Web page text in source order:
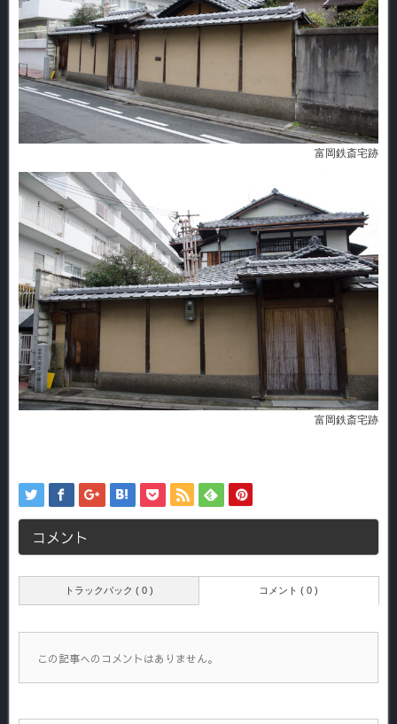
富岡鉄斎宅跡
富岡鉄斎宅跡
コメント
トラックバック ( 0 ) コメント ( 0 )
この記事へのコメントはありません。